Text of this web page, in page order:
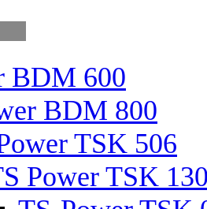
BDM 600
BDM 800
TSK 506
Power TSK